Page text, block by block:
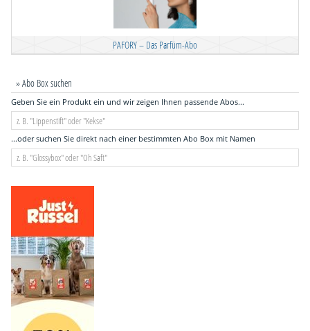
PAFORY – Das Parfüm-Abo
» Abo Box suchen
Geben Sie ein Produkt ein und wir zeigen Ihnen passende Abos...
...oder suchen Sie direkt nach einer bestimmten Abo Box mit Namen